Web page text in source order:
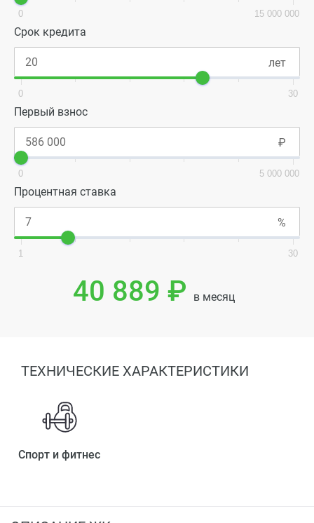
0 15 000 000
Срок кредита
0 30
Первый взнос
0 5 000 000
Процентная ставка
1 30
40 889 ₽ в месяц
ТЕХНИЧЕСКИЕ ХАРАКТЕРИСТИКИ
Спорт и фитнес